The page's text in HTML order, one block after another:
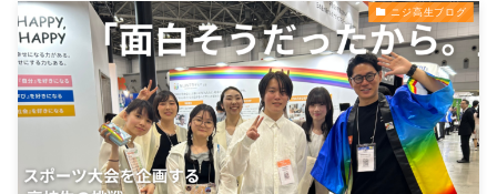
ニジ高生ブログ